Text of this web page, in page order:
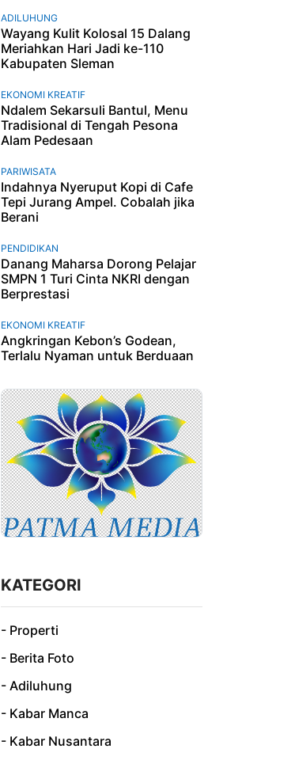
ADILUHUNG
Wayang Kulit Kolosal 15 Dalang
Meriahkan Hari Jadi ke-110
Kabupaten Sleman
EKONOMI KREATIF
Ndalem Sekarsuli Bantul, Menu
Tradisional di Tengah Pesona
Alam Pedesaan
PARIWISATA
Indahnya Nyeruput Kopi di Cafe
Tepi Jurang Ampel. Cobalah jika
Berani
PENDIDIKAN
Danang Maharsa Dorong Pelajar
SMPN 1 Turi Cinta NKRI dengan
Berprestasi
EKONOMI KREATIF
Angkringan Kebon’s Godean,
Terlalu Nyaman untuk Berduaan
KATEGORI
- Properti
- Berita Foto
- Adiluhung
- Kabar Manca
- Kabar Nusantara